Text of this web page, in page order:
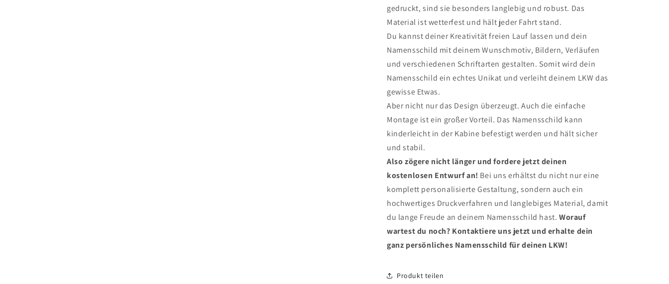
gedruckt, sind sie besonders langlebig und robust. Das
Material ist wetterfest und hält jeder Fahrt stand.
Du kannst deiner Kreativität freien Lauf lassen und dein
Namensschild mit deinem Wunschmotiv, Bildern, Verläufen
und verschiedenen Schriftarten gestalten. Somit wird dein
Namensschild ein echtes Unikat und verleiht deinem LKW das
gewisse Etwas.
Aber nicht nur das Design überzeugt. Auch die einfache
Montage ist ein großer Vorteil. Das Namensschild kann
kinderleicht in der Kabine befestigt werden und hält sicher
und stabil.
Also zögere nicht länger und fordere jetzt deinen
kostenlosen Entwurf an! Bei uns erhältst du nicht nur eine
komplett personalisierte Gestaltung, sondern auch ein
hochwertiges Druckverfahren und langlebiges Material, damit
du lange Freude an deinem Namensschild hast.Worauf
wartest du noch? Kontaktiere uns jetzt und erhalte dein
ganz persönliches Namensschild für deinen LKW!
Produkt teilen